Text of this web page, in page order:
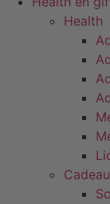
Health